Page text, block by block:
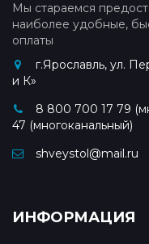
Мы стараемся
наиболее удобные,
оплаты
г.Ярославль, ул.
и К»
8 800 700 17 79
47 (многоканальный)
shveystol@mail.ru
ИНФОРМАЦИЯ